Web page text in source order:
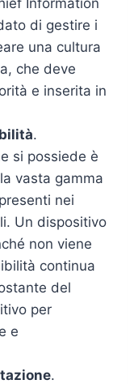
di gestire i
una cultura
che deve
e inserita in
.
si possiede è
vasta gamma
nei
Un dispositivo
non viene
continua
del
per
e
.